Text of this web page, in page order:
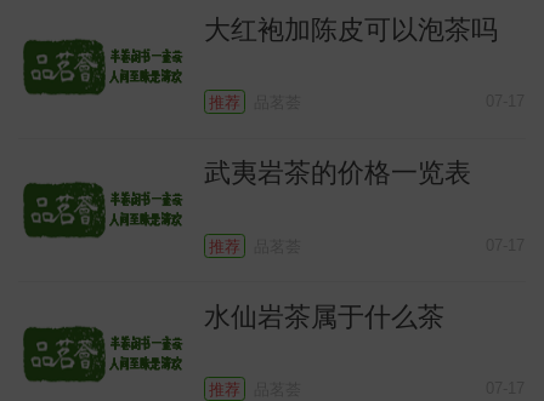
大红袍加陈皮可以泡茶吗
推荐
武夷岩茶的价格一览表
推荐
水仙岩茶属于什么茶
推荐